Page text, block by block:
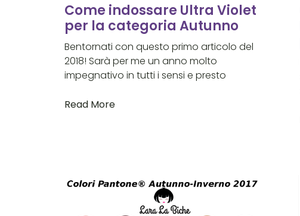
Come indossare Ultra Violet
per la categoria Autunno
Bentornati con questo primo articolo del
2018! Sarà per me un anno molto
impegnativo in tutti i sensi e presto
Read More